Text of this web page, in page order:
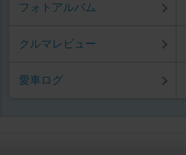
フォトアルバム
クルマレビュー
愛車ログ